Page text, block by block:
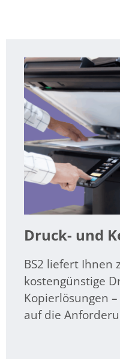
Druck- und
BS2 liefert Ihnen
kostengünstige
Kopierlösungen
auf die